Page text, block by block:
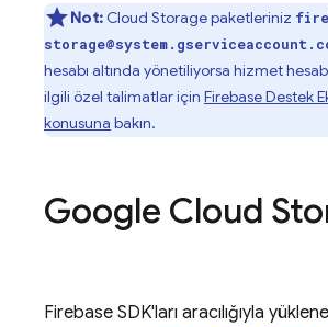
Not: Cloud Storagepaketleriniz
hesabı altında yönetiliyorsa hizmet
ilgili özel talimatlar için Firebase Destek
konusuna bakın.
Google Cloud
Firebase SDK'ları aracılığıyla